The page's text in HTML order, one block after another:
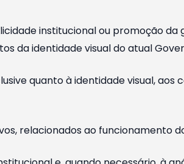
institucional ou promoção da
da identidade visual do atual
quanto à identidade visual, aos
relacionados ao funcionamento